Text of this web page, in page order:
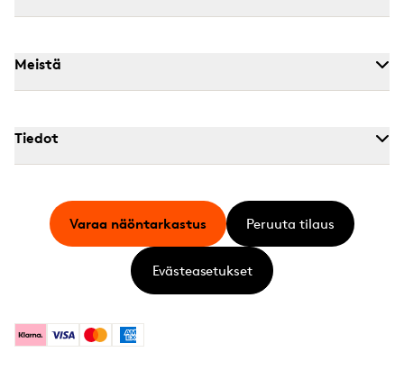
Meistä
Tiedot
KlarnaVisa MastercardAmerican Express
Varaa näöntarkastus Peruuta tilaus
Evästeasetukset